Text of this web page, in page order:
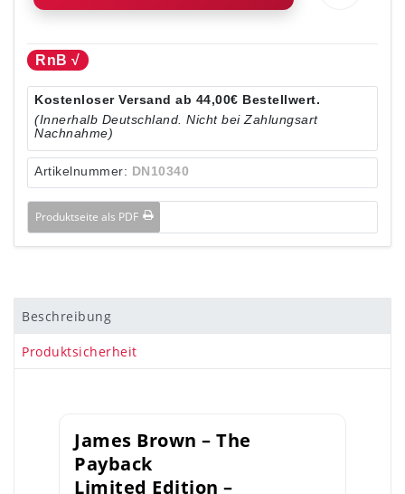
RnB √
Kostenloser Versand ab 44,00€ Bestellwert.
(Innerhalb Deutschland. Nicht bei Zahlungsart
Nachnahme)
Artikelnummer: DN10340
Produktseite als PDF
Beschreibung
Produktsicherheit
James Brown – The
Payback
Limited Edition –